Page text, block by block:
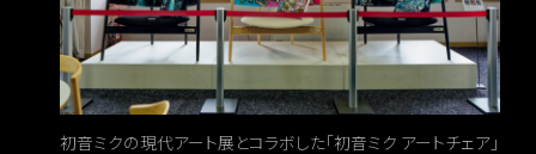
初音ミクの現代アート展とコラボした「初音ミク アートチェア」